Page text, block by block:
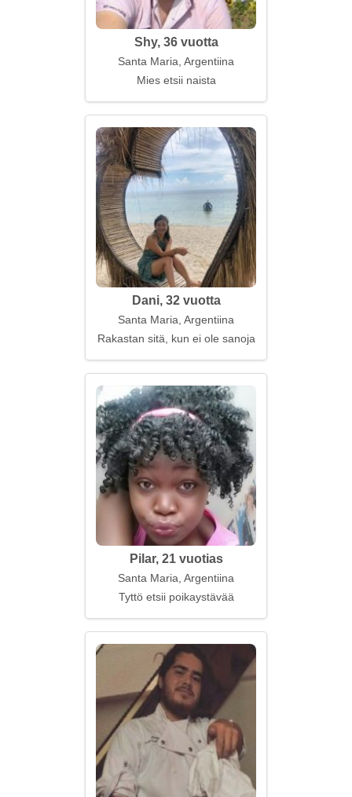
Shy, 36 vuotta
Santa Maria, Argentiina
Mies etsii naista
Dani, 32 vuotta
Santa Maria, Argentiina
Rakastan sitä, kun ei ole sanoja
Pilar, 21 vuotias
Santa Maria, Argentiina
Tyttö etsii poikaystävää